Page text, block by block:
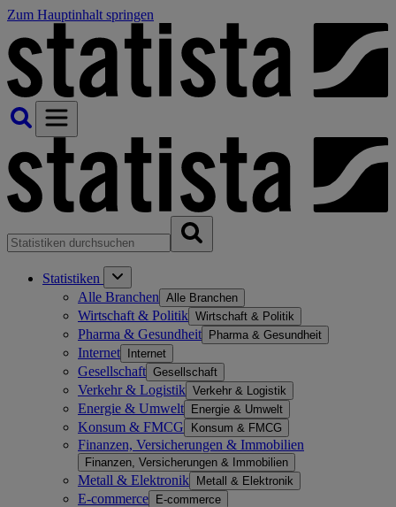
Zum Hauptinhalt springen
Statistiken
Alle Branchen Alle Branchen
Wirtschaft & Politik Wirtschaft & Politik
Pharma & Gesundheit Pharma & Gesundheit
Internet Internet
Gesellschaft Gesellschaft
Verkehr & Logistik Verkehr & Logistik
Energie & Umwelt Energie & Umwelt
Konsum & FMCG Konsum & FMCG
Finanzen, Versicherungen & Immobilien
Finanzen, Versicherungen & Immobilien
Metall & Elektronik Metall & Elektronik
E-commerce E-commerce